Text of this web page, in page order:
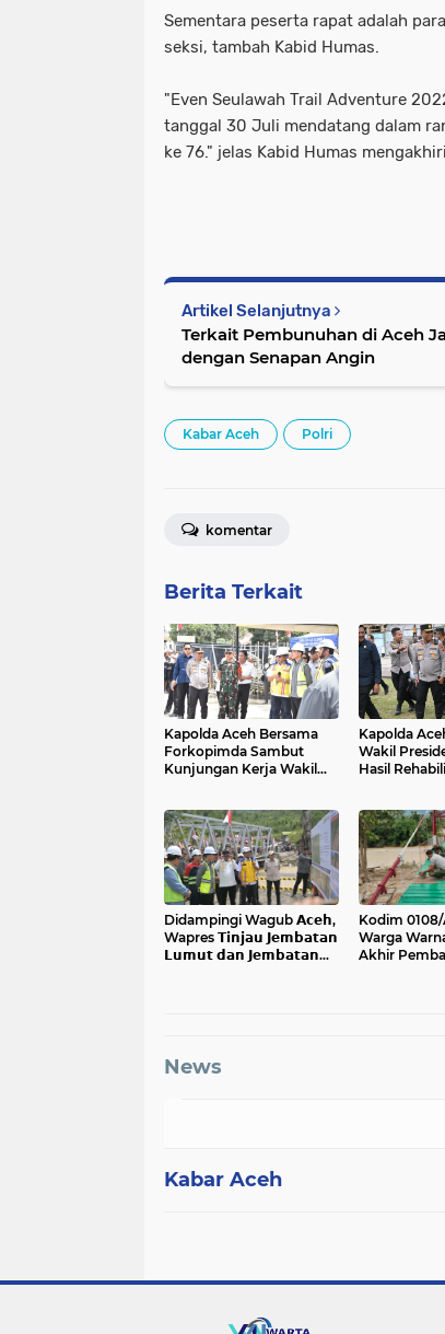
Sementara peserta rapat adalah
seksi, tambah Kabid Humas.
"Even Seulawah Trail Adventure
tanggal 30 Juli mendatang dalam
ke 76." jelas Kabid Humas
Artikel Selanjutnya
Terkait Pembunuhan di Aceh
dengan Senapan Angin
Kabar Aceh Polri
komentar
Berita Terkait
Kapolda Aceh Bersama
Forkopimda Sambut
Kunjungan Kerja Wakil
Kapolda
Wakil
Hasil
Kendawi,
Didampingi Wagub 𝗔𝗰𝗲𝗵,
Wapres 𝗧𝗶𝗻𝗷𝗮𝘂 𝗝𝗲𝗺𝗯𝗮𝘁𝗮𝗻
𝗟𝘂𝗺𝘂𝘁 𝗱𝗮𝗻 𝗝𝗲𝗺𝗯𝗮𝘁𝗮𝗻
Kodim
Warga
Akhir
News
Kabar Aceh